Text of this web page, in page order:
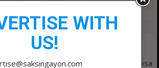
of Tourism (DOT) na
famous White Beach ng Boracay na nasa
WITH
US!